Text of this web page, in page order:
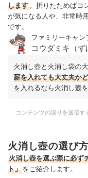
します 。折りたためばコ
が気になる人や、 非常時
です。
ファミリーキャ
コウダミキ（ず
火消し壺と火消し袋の
薪を入れても大丈夫か
を入れるなら火消し壺
コンテンツの誤りを送信す
火消し壺の選び方
火消し壺を選ぶ際に必ず
ト」をご紹介します。